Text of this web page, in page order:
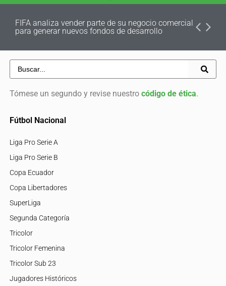
FIFA analiza vender parte de su negocio comercial
para generar nuevos fondos de desarrollo
Tómese un segundo y revise nuestro código de ética.
Fútbol Nacional
Liga Pro Serie A
Liga Pro Serie B
Copa Ecuador
Copa Libertadores
SuperLiga
Segunda Categoría
Tricolor
Tricolor Femenina
Tricolor Sub 23
Jugadores Históricos